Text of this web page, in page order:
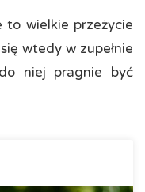
to wielkie przeżycie
wtedy w zupełnie
niej pragnie być